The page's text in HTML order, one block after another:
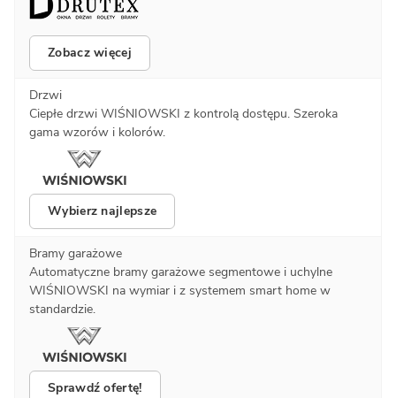
Zobacz więcej
Drzwi
Ciepłe drzwi WIŚNIOWSKI z kontrolą dostępu. Szeroka
gama wzorów i kolorów.
Wybierz najlepsze
Bramy garażowe
Automatyczne bramy garażowe segmentowe i uchylne
WIŚNIOWSKI na wymiar i z systemem smart home w
standardzie.
Sprawdź ofertę!